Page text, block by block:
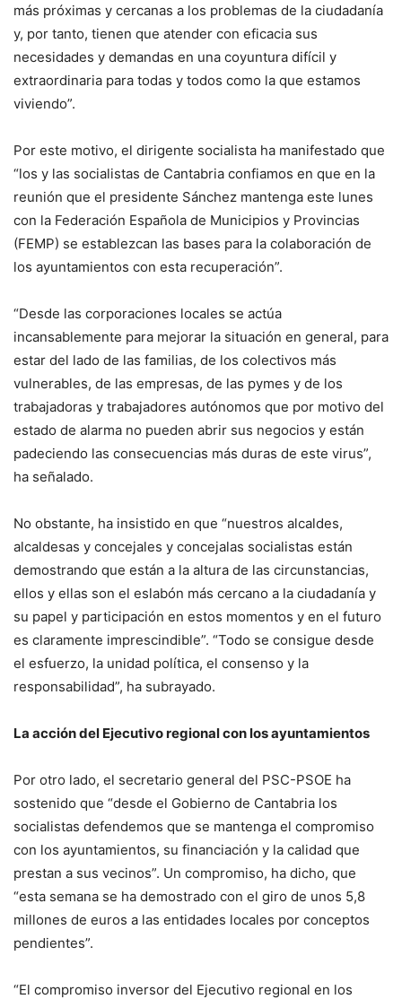
más próximas y cercanas a los problemas de la ciudadanía
y, por tanto, tienen que atender con eficacia sus
necesidades y demandas en una coyuntura difícil y
extraordinaria para todas y todos como la que estamos
viviendo”.
Por este motivo, el dirigente socialista ha manifestado que
“los y las socialistas de Cantabria confiamos en que en la
reunión que el presidente Sánchez mantenga este lunes
con la Federación Española de Municipios y Provincias
(FEMP) se establezcan las bases para la colaboración de
los ayuntamientos con esta recuperación”.
“Desde las corporaciones locales se actúa
incansablemente para mejorar la situación en general, para
estar del lado de las familias, de los colectivos más
vulnerables, de las empresas, de las pymes y de los
trabajadoras y trabajadores autónomos que por motivo del
estado de alarma no pueden abrir sus negocios y están
padeciendo las consecuencias más duras de este virus”,
ha señalado.
No obstante, ha insistido en que “nuestros alcaldes,
alcaldesas y concejales y concejalas socialistas están
demostrando que están a la altura de las circunstancias,
ellos y ellas son el eslabón más cercano a la ciudadanía y
su papel y participación en estos momentos y en el futuro
es claramente imprescindible”. “Todo se consigue desde
el esfuerzo, la unidad política, el consenso y la
responsabilidad”, ha subrayado.
La acción del Ejecutivo regional con los ayuntamientos
Por otro lado, el secretario general del PSC-PSOE ha
sostenido que “desde el Gobierno de Cantabria los
socialistas defendemos que se mantenga el compromiso
con los ayuntamientos, su financiación y la calidad que
prestan a sus vecinos”. Un compromiso, ha dicho, que
“esta semana se ha demostrado con el giro de unos 5,8
millones de euros a las entidades locales por conceptos
pendientes”.
“El compromiso inversor del Ejecutivo regional en los